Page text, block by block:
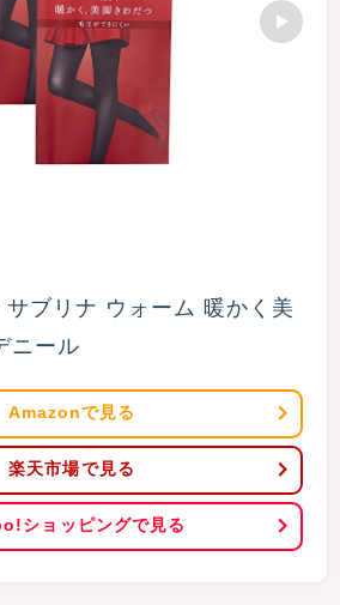
ブリナ ウォーム 暖かく美
ニール
Amazonで見る
楽天市場で見る
ショッピングで見る